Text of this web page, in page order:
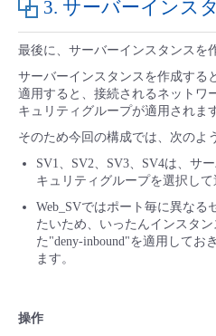
3. サーバーインス
最後に、サーバーインスタンスを
サーバーインスタンスを作成する
適用すると、接続されるネットワ
キュリティグループが適用されま
そのため今回の構成では、次のよ
SV1、SV2、SV3、SV4は、サ
キュリティグループを選択して
Web_SVではポート毎に異なる
たいため、いったんインスタ
た"deny-inbound"を適用してお
ます。
操作